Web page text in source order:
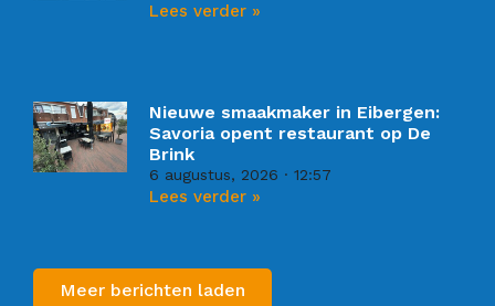
Lees verder »
Nieuwe smaakmaker in Eibergen:
Savoria opent restaurant op De
Brink
6 augustus, 2026 12:57
Lees verder »
Meer berichten laden